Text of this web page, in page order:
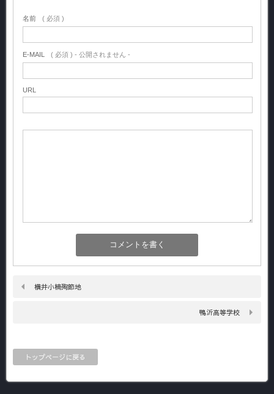
名前 ( 必須 )
E-MAIL ( 必須 ) - 公開されません -
URL
横井小楠殉節地
鴨沂高等学校
トップページに戻る